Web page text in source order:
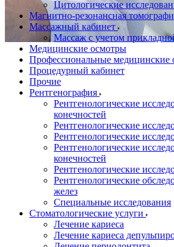
Цитологические
Магнитно-резонансная
Массажный кабинет
Массаж с учетом
Медицинские осмотры
Профессиональные медицинские
Процедурный кабинет
Прочие
Рентгенография
Рентгенологические
конечностей
Рентгенологические
Рентгенологические
Рентгенологические
конечностей
Рентгенологические
Рентгенологические
желез
Специальные исследования
Стоматологические услуги
Лечение кариеса
Лечение кариеса